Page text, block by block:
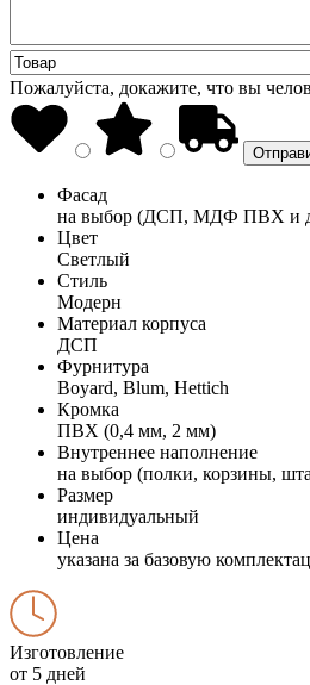
Пожалуйста, докажите, что вы
Фасад
на выбор (ДСП, МДФ ПВХ и
Цвет
Светлый
Стиль
Модерн
Материал корпуса
ДСП
Фурнитура
Boyard, Blum, Hettich
Кромка
ПВХ (0,4 мм, 2 мм)
Внутреннее наполнение
на выбор (полки, корзины,
Размер
индивидуальный
Цена
указана за базовую
Изготовление
от 5 дней